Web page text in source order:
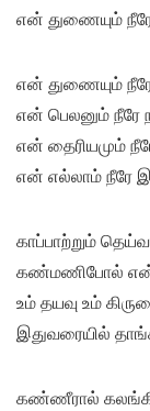
என் துணையும் நீரே
என் துணையும்
என் பெலனும் நீரே
என் தைரியமும்
என் எல்லாம் நீரே
காப்பாற்றும்
கண்மணிபோல்
உம் தயவு உம்
இதுவரையில்
கண்ணீரால்